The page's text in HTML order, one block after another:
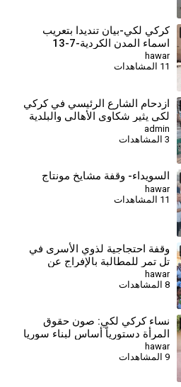
كركي لكي-بيان تنديدا بتعريب
اسماء المدن الكردية-7-13
hawar
11 المشاهدات
⁣ازدحام الشارع الرئيسي في كركي
لكي يثير شكاوى الأهالي والبلدية
تعد بحلول قريبة
admin
3 المشاهدات
السويداء- وقفة مشايخ مونتاج
hawar
11 المشاهدات
وقفة احتجاجية لذوي الأسرى في
تل تمر للمطالبة بالإفراج عن
أبنائهم
hawar
8 المشاهدات
نساء كركي لكي: صون حقوق
المرأة دستورياً أساس لبناء سوريا
ديمقراطية
hawar